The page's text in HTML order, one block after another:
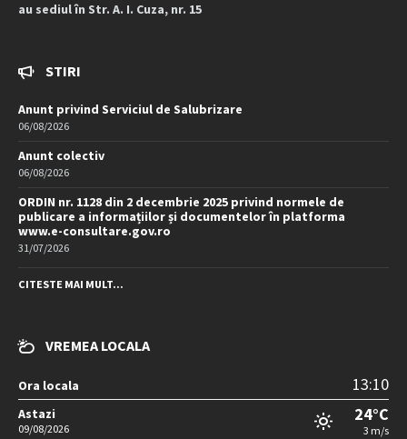
au sediul în Str. A. I. Cuza, nr. 15
STIRI
Anunt privind Serviciul de Salubrizare
06/08/2026
Anunt colectiv
06/08/2026
ORDIN nr. 1128 din 2 decembrie 2025 privind normele de
publicare a informațiilor și documentelor în platforma
www.e-consultare.gov.ro
31/07/2026
CITESTE MAI MULT...
VREMEA LOCALA
Ora locala 13:10
Astazi
09/08/2026
24°C
3 m/s